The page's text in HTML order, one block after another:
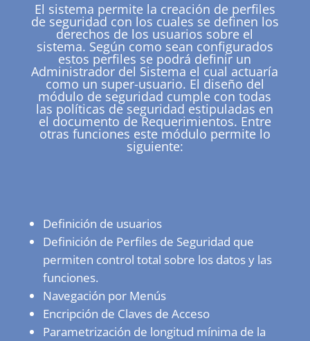
El sistema permite la creación de perfiles
de seguridad con los cuales se definen los
derechos de los usuarios sobre el
sistema. Según como sean configurados
estos perfiles se podrá definir un
Administrador del Sistema el cual actuaría
como un super-usuario. El diseño del
módulo de seguridad cumple con todas
las políticas de seguridad estipuladas en
el documento de Requerimientos. Entre
otras funciones este módulo permite lo
siguiente:
Definición de usuarios
Definición de Perfiles de Seguridad que
permiten control total sobre los datos y las
funciones.
Navegación por Menús
Encripción de Claves de Acceso
Parametrización de longitud mínima de la